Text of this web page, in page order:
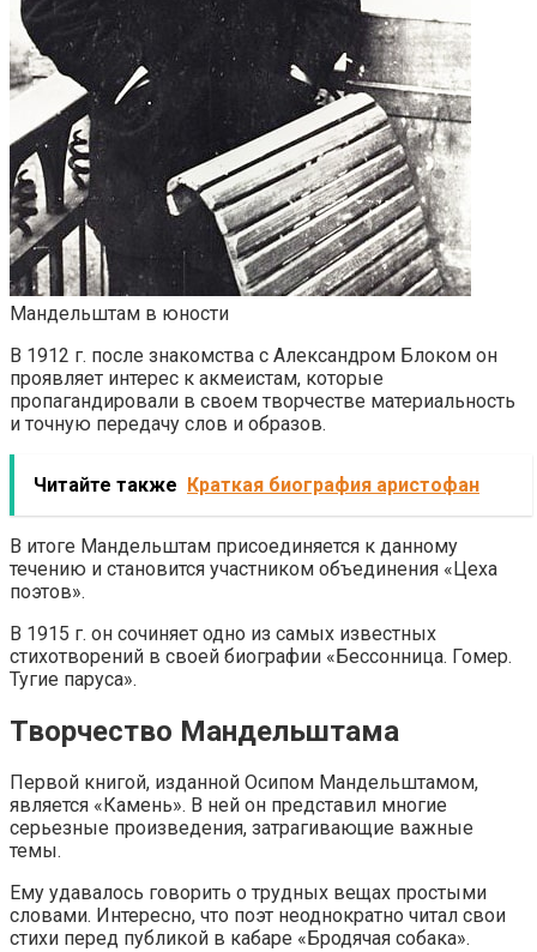
Мандельштам в юности
В 1912 г. после знакомства с Александром Блоком он
проявляет интерес к акмеистам, которые
пропагандировали в своем творчестве материальность
и точную передачу слов и образов.
Читайте также Краткая биография аристофан
В итоге Мандельштам присоединяется к данному
течению и становится участником объединения «Цеха
поэтов».
В 1915 г. он сочиняет одно из самых известных
стихотворений в своей биографии «Бессонница. Гомер.
Тугие паруса».
Творчество Мандельштама
Первой книгой, изданной Осипом Мандельштамом,
является «Камень». В ней он представил многие
серьезные произведения, затрагивающие важные
темы.
Ему удавалось говорить о трудных вещах простыми
словами. Интересно, что поэт неоднократно читал свои
стихи перед публикой в кабаре «Бродячая собака».